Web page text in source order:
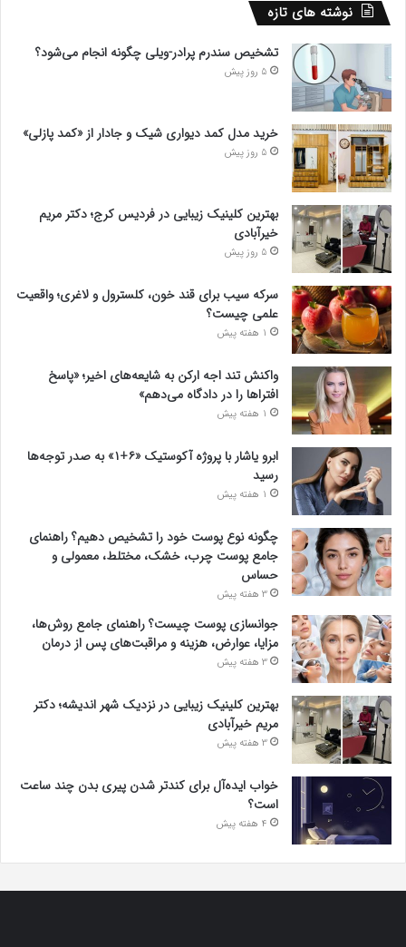
نوشته های تازه
تشخیص سندرم پرادر-ویلی چگونه انجام می‌شود؟
5 روز پیش
خرید مدل کمد دیواری شیک و جادار از «کمد پازلی»
5 روز پیش
بهترین کلینیک زیبایی در فردیس کرج؛ دکتر مریم
خیرآبادی
5 روز پیش
سرکه سیب برای قند خون، کلسترول و لاغری؛ واقعیت
علمی چیست؟
1 هفته پیش
واکنش تند اجه ارکن به شایعه‌های اخیر؛ «پاسخ
افتراها را در دادگاه می‌دهم»
1 هفته پیش
ابرو یاشار با پروژه آکوستیک «۶+۱» به صدر توجه‌ها
رسید
1 هفته پیش
چگونه نوع پوست خود را تشخیص دهیم؟ راهنمای
جامع پوست چرب، خشک، مختلط، معمولی و
حساس
3 هفته پیش
جوانسازی پوست چیست؟ راهنمای جامع روش‌ها،
مزایا، عوارض، هزینه و مراقبت‌های پس از درمان
3 هفته پیش
بهترین کلینیک زیبایی در نزدیک شهر اندیشه؛ دکتر
مریم خیرآبادی
3 هفته پیش
خواب ایده‌آل برای کندتر شدن پیری بدن چند ساعت
است؟
4 هفته پیش